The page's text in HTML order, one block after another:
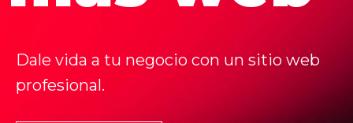
Dale vida a tu negocio con un sitio web
profesional.